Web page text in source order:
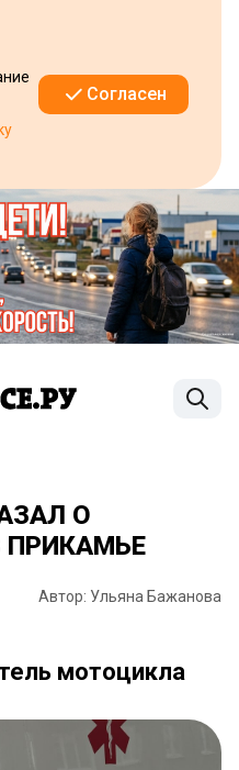
Согласен
О
Автор: Ульяна Бажанова
мотоцикла